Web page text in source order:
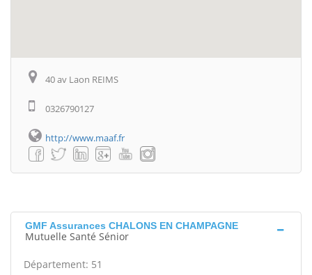
40 av Laon REIMS
0326790127
http://www.maaf.fr
GMF Assurances CHALONS EN CHAMPAGNE
Mutuelle Santé Sénior
Département: 51